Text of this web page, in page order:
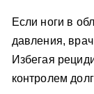
Если ноги в
давления,
Избегая
контролем